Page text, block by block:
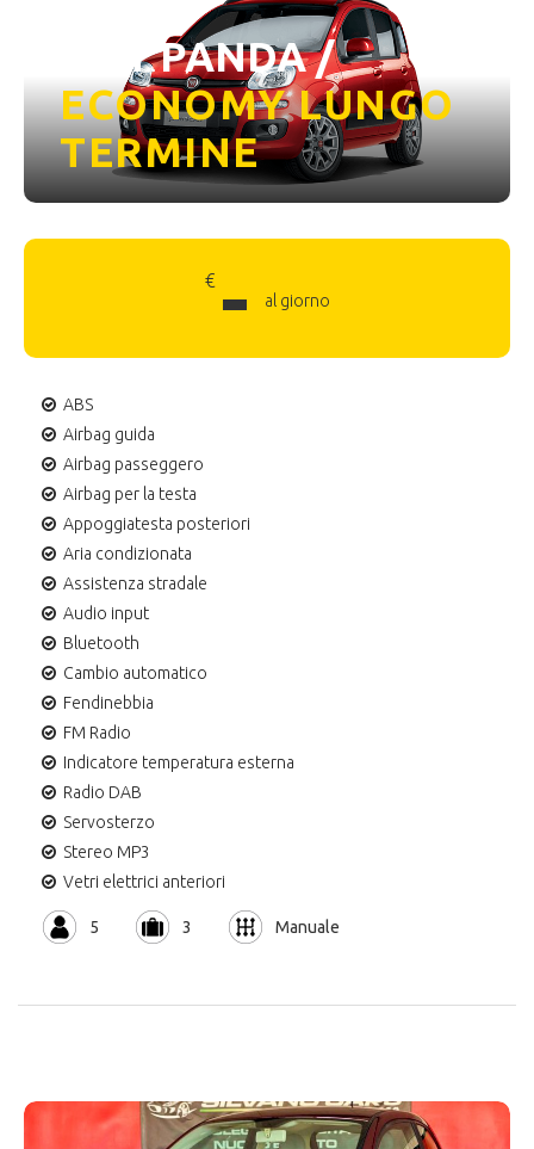
FIAT PANDA /
ECONOMY LUNGO
TERMINE
€ - al giorno
ABS
Airbag guida
Airbag passeggero
Airbag per la testa
Appoggiatesta posteriori
Aria condizionata
Assistenza stradale
Audio input
Bluetooth
Cambio automatico
Fendinebbia
FM Radio
Indicatore temperatura esterna
Radio DAB
Servosterzo
Stereo MP3
Vetri elettrici anteriori
5 3 Manuale